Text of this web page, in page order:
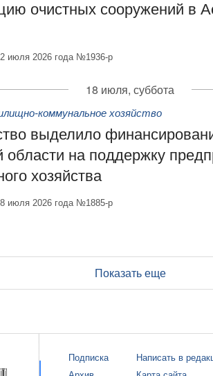
очистных сооружений в
июля 2026 года №1936-р
18 июля, суббота
коммунальное хозяйство
выделило
области на поддержку
хозяйства
июля 2026 года №1885-р
Показать еще
Подписка
Написать в